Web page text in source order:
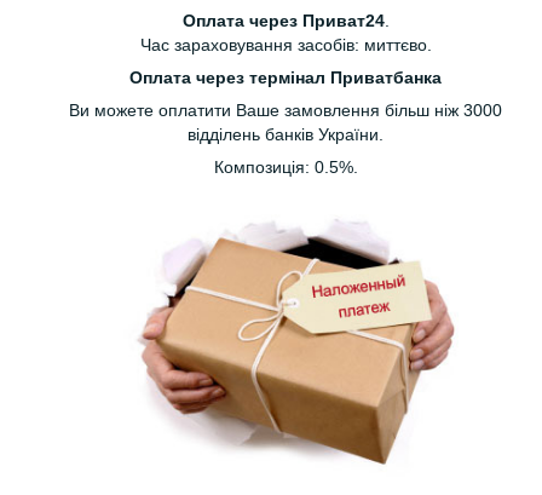
Оплата через Приват24.
Час зараховування засобів: миттєво.
Оплата через термінал Приватбанка
Ви можете оплатити Ваше замовлення більш ніж 3000
відділень банків України.
Композиція: 0.5%.